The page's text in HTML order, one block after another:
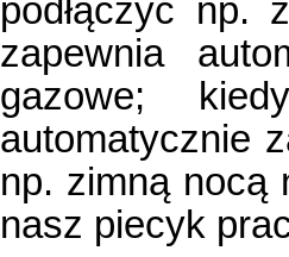
podłączyć np.
zapewnia
gazowe;
automatycznie
np. zimną nocą
nasz piecyk